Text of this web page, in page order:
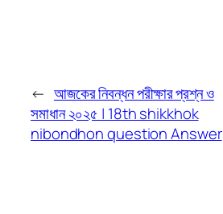
← আজকের নিবন্ধন পরীক্ষার প্রশ্ন ও
সমাধান ২০২৫ | 18th shikkhok
nibondhon question Answer